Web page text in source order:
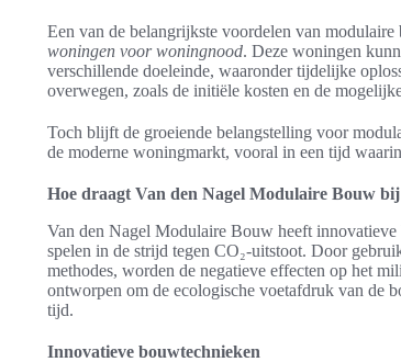
Een van de belangrijkste voordelen van
woningen voor woningnood. Deze woningen
verschillende doeleinde, waaronder tijdelijke
overwegen, zoals de initiële kosten en de
Toch blijft de groeiende belangstelling voor
de moderne woningmarkt, vooral in een tijd
Hoe draagt Van den Nagel Modulaire Bouw bij
Van den Nagel Modulaire Bouw heeft
spelen in de strijd tegen CO₂-uitstoot. Door
methodes, worden de negatieve effecten op het
ontworpen om de ecologische voetafdruk van de
tijd.
Innovatieve bouwtechnieken